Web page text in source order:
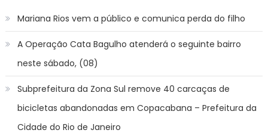
Mariana Rios vem a público e comunica perda do filho
A Operação Cata Bagulho atenderá o seguinte bairro
neste sábado, (08)
Subprefeitura da Zona Sul remove 40 carcaças de
bicicletas abandonadas em Copacabana – Prefeitura da
Cidade do Rio de Janeiro